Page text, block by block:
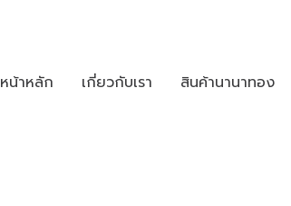
หน้าหลัก เกี่ยวกับเรา สินค้านานาทอง